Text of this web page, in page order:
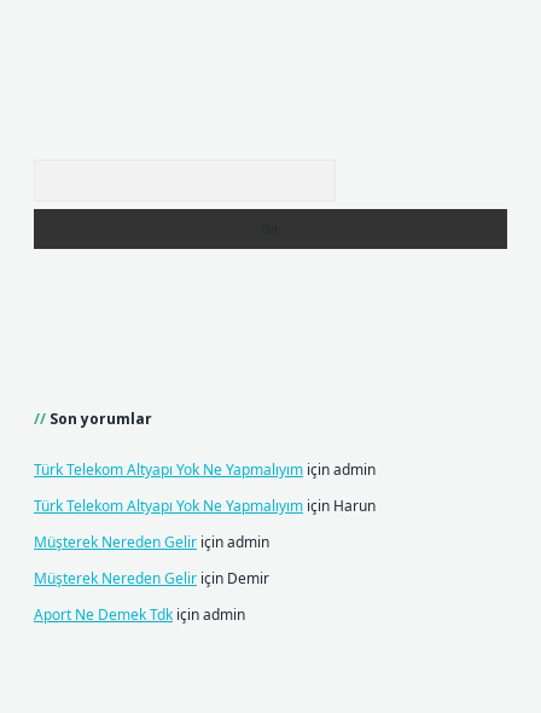
Son yorumlar
Türk Telekom Altyapı Yok Ne Yapmalıyım içinadmin
Türk Telekom Altyapı Yok Ne Yapmalıyım için Harun
Müşterek Nereden Gelir içinadmin
Müşterek Nereden Gelir için Demir
Aport Ne Demek Tdk içinadmin